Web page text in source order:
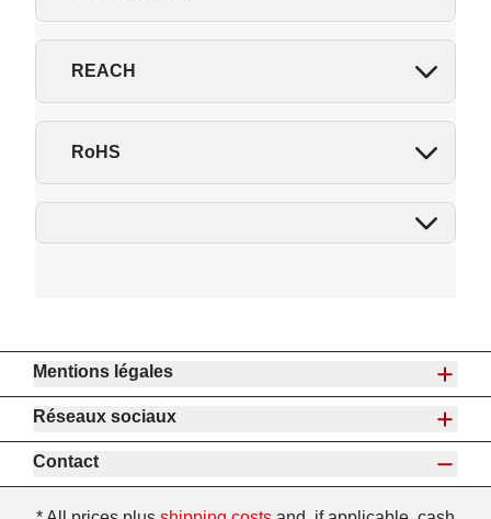
REACH
RoHS
Mentions légales
Réseaux sociaux
Contact